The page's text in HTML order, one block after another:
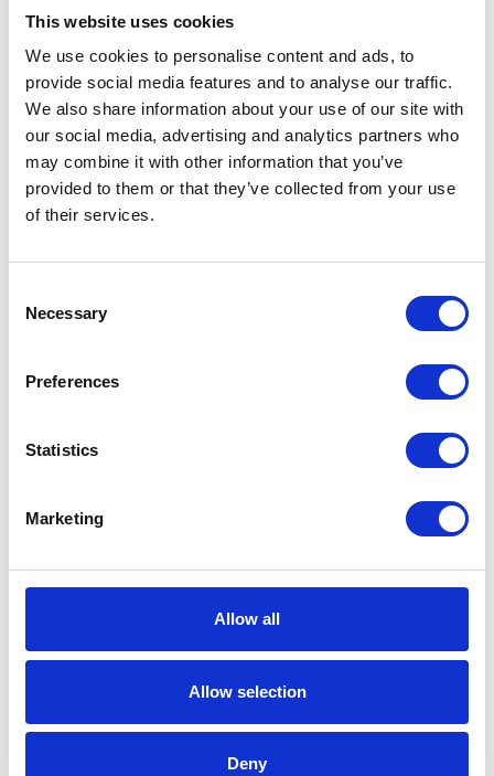
This website uses cookies
We use cookies to personalise content and ads, to
provide social media features and to analyse our traffic.
We also share information about your use of our site with
our social media, advertising and analytics partners who
may combine it with other information that you’ve
provided to them or that they’ve collected from your use
of their services.
Selection
Necessary
Preferences
Statistics
Marketing
Allow all
Allow selection
Deny
diverse.
Dagligvarebutikken Coop Prix i Bykle. Her finner du alt av